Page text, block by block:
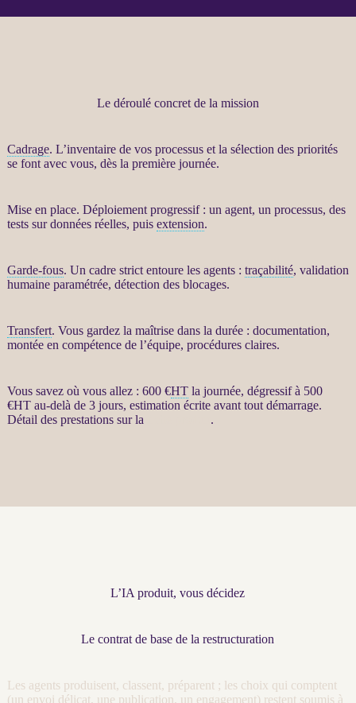
Le déroulé concret de la mission
Cadrage. L’inventaire de vos processuset la sélection des priorités
se font avec vous, dès la première journée.
Mise en place. Déploiement progressif : un agent, un processus, des
tests surdonnéesréelles, puis extension.
Garde-fous. Un cadre strict entoure les agents: traçabilité, validation
humaine paramétrée, détection des blocages.
Transfert. Vous gardez la maîtrise dans la durée : documentation,
montée en compétence de l’équipe, procédures claires.
Vous savez où vous allez : 600 €HTla journée, dégressif à 500
€HTau-delà de 3 jours, estimation écrite avant tout démarrage.
Détail des prestations sur la
.
L’IA produit, vous décidez
Le contrat de base de la restructuration
Les agents produisent, classent, préparent ; les choix qui comptent
(un envoi délicat, une publication, un engagement) restent soumis à